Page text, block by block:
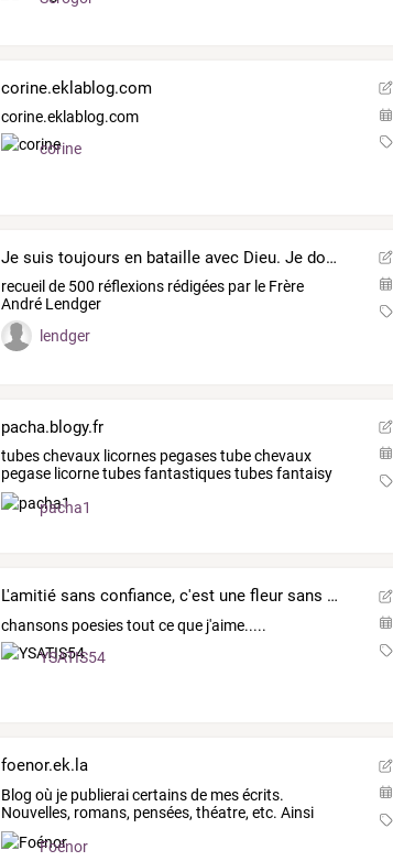
corine.eklablog.com
corine.eklablog.com
corine
Je suis toujours en bataille avec Dieu. Je donne la priorité à la vie intérieure.
recueil de 500 réflexions rédigées par le Frère
André Lendger
lendger
pacha.blogy.fr
tubeschevaux licornes pegasestubechevaux
pegase licornetubesfantastiquestubesfantaisy
tube
pacha1
L'amitié sans confiance, c'est une fleur sans parfum.
chansons poesies tout ce que j'aime.....
YSATIS54
foenor.ek.la
Blog où je publieraicertainsde mesécrits.
Nouvelles, romans, pensées, théatre, etc. Ainsi
que
Foénor